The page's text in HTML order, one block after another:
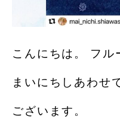
こんにちは。 フ
まいにちしあわせ
ございます。